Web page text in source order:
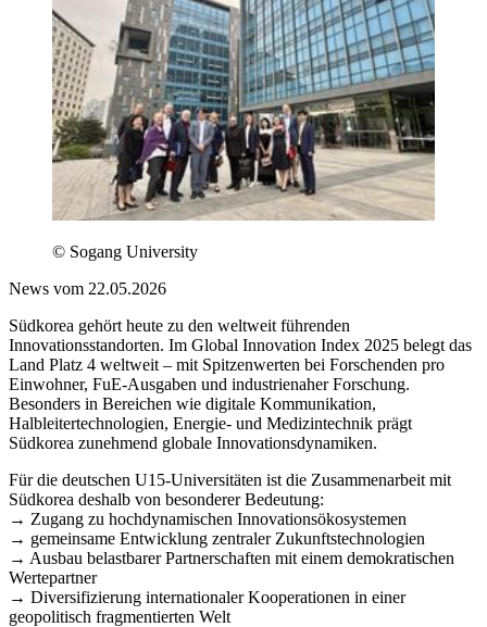
© Sogang University
News vom 22.05.2026
Südkorea gehört heute zu den weltweit führenden
Innovationsstandorten. Im Global Innovation Index 2025 belegt das
Land Platz 4 weltweit – mit Spitzenwerten bei Forschenden pro
Einwohner, FuE-Ausgaben und industrienaher Forschung.
Besonders in Bereichen wie digitale Kommunikation,
Halbleitertechnologien, Energie- und Medizintechnik prägt
Südkorea zunehmend globale Innovationsdynamiken.
Für die deutschen U15-Universitäten ist die Zusammenarbeit mit
Südkorea deshalb von besonderer Bedeutung:
→ Zugang zu hochdynamischen Innovationsökosystemen
→ gemeinsame Entwicklung zentraler Zukunftstechnologien
→ Ausbau belastbarer Partnerschaften mit einem demokratischen
Wertepartner
→ Diversifizierung internationaler Kooperationen in einer
geopolitisch fragmentierten Welt